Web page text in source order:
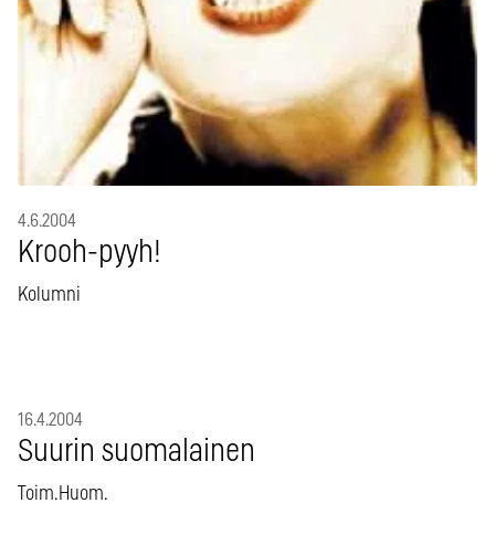
4.6.2004
Krooh-pyyh!
Kolumni
16.4.2004
Suurin suomalainen
Toim.Huom.